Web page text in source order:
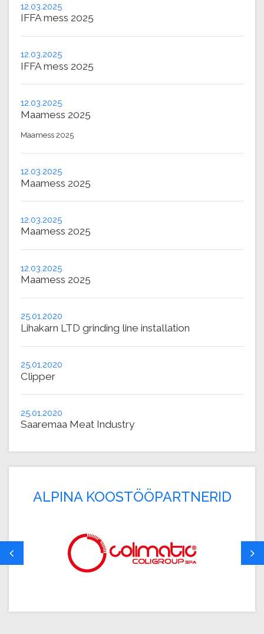
12.03.2025
IFFA mess 2025
12.03.2025
IFFA mess 2025
12.03.2025
Maamess 2025
Maamess 2025
12.03.2025
Maamess 2025
12.03.2025
Maamess 2025
12.03.2025
Maamess 2025
25.01.2020
Lihakarn LTD grinding line installation
25.01.2020
Clipper
25.01.2020
Saaremaa Meat Industry
ALPINA KOOSTÖÖPARTNERID